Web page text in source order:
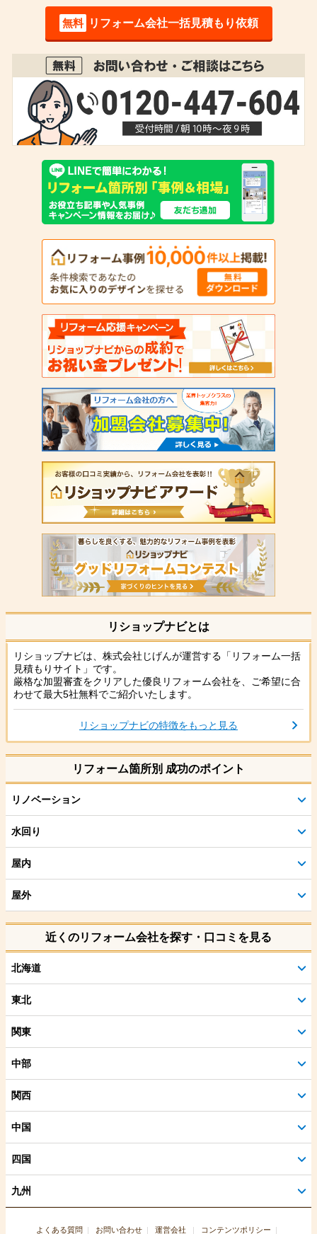
無料 リフォーム会社一括見積もり依頼
リショップナビとは
リショップナビは、株式会社じげんが運営する「リフォーム一括
見積もりサイト」です。
厳格な加盟審査をクリアした優良リフォーム会社を、ご希望に合
わせて最大5社無料でご紹介いたします。
リショップナビの特徴をもっと見る
リフォーム箇所別 成功のポイント
リノベーション
水回り
屋内
屋外
近くのリフォーム会社を探す・口コミを見る
北海道
東北
関東
中部
関西
中国
四国
九州
よくある質問 お問い合わせ 運営会社 コンテンツポリシー